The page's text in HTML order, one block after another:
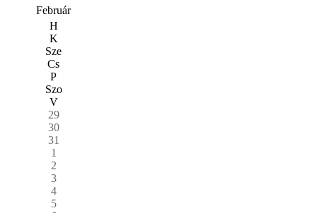
Február
H
K
Sze
Cs
P
Szo
V
29
30
31
1
2
3
4
5